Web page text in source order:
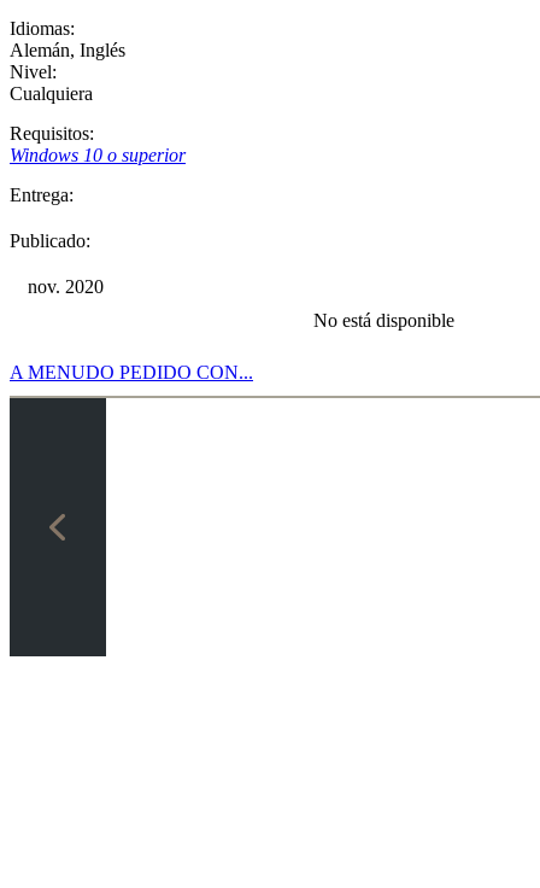
Idiomas:
Alemán, Inglés
Nivel:
Cualquiera
Requisitos:
Windows 10 o superior
Entrega:
Publicado:
nov. 2020
No está disponible
A MENUDO PEDIDO CON...